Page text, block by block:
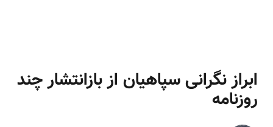
ابراز نگرانی سپاهیان از بازانتشار چند
روزنامه